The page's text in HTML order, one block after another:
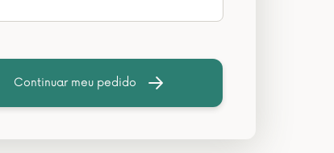
Continuar meu pedido